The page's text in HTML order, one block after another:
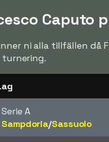
Caputo
ni alla tillfällen då
turnering.
Serie A
Sampdoria/​Sassuolo